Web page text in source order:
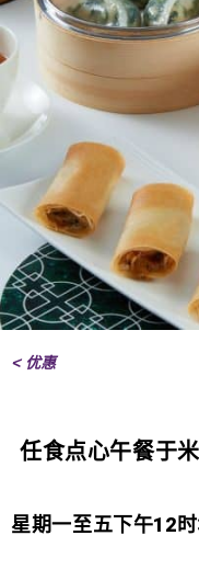
< 优惠
任食点心午餐于
星期一至五下午12